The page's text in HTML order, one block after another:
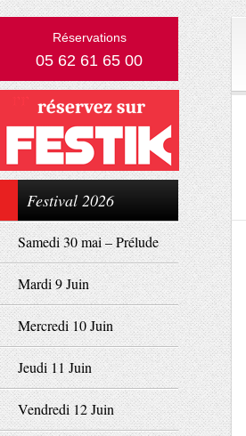
Réservations
05 62 61 65 00
Festival 2026
Samedi 30 mai – Prélude
Mardi 9 Juin
Mercredi 10 Juin
Jeudi 11 Juin
Vendredi 12 Juin